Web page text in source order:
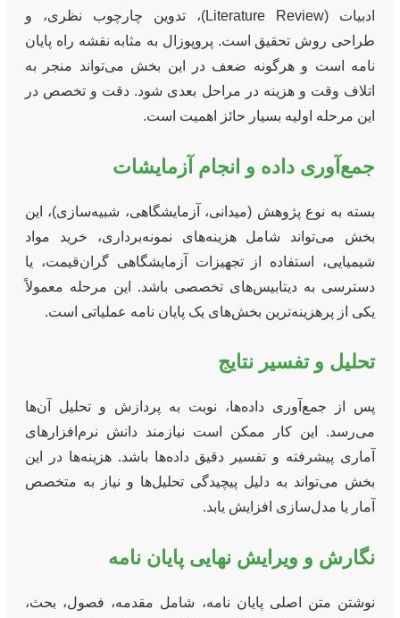
ادبیات (Literature Review)، تدوین چارچوب نظری، و
طراحی روش تحقیق است. پروپوزال به مثابه نقشه راه پایان
نامه است و هرگونه ضعف در این بخش می‌تواند منجر به
اتلاف وقت و هزینه در مراحل بعدی شود. دقت و تخصص در
این مرحله اولیه بسیار حائز اهمیت است.
جمع‌آوری داده و انجام آزمایشات
بسته به نوع پژوهش (میدانی، آزمایشگاهی، شبیه‌سازی)، این
بخش می‌تواند شامل هزینه‌های نمونه‌برداری، خرید مواد
شیمیایی، استفاده از تجهیزات آزمایشگاهی گران‌قیمت، یا
دسترسی به دیتابیس‌های تخصصی باشد. این مرحله معمولاً
یکی از پرهزینه‌ترین بخش‌های یک پایان نامه عملیاتی است.
تحلیل و تفسیر نتایج
پس از جمع‌آوری داده‌ها، نوبت به پردازش و تحلیل آن‌ها
می‌رسد. این کار ممکن است نیازمند دانش نرم‌افزارهای
آماری پیشرفته و تفسیر دقیق داده‌ها باشد. هزینه‌ها در این
بخش می‌تواند به دلیل پیچیدگی تحلیل‌ها و نیاز به متخصص
آمار یا مدل‌سازی افزایش یابد.
نگارش و ویرایش نهایی پایان نامه
نوشتن متن اصلی پایان نامه، شامل مقدمه، فصول، بحث،